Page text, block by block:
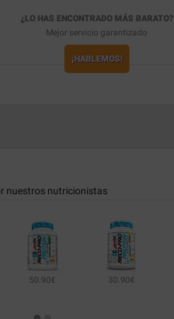
¿LO HAS ENCONTRADO MÁS BARATO?
Mejor servicio garantizado
¡HABLEMOS!
nuestros nutricionistas
50.90€ 30.90€